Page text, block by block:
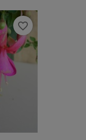
favorite_border